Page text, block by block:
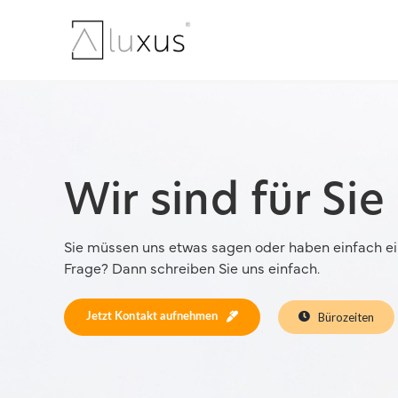
Terrassendächer
Wer wir sind Unser
Wir sind für Sie
Sie müssen uns etwas sagen oder haben einfach
Frage? Dann schreiben Sie uns einfach.
Jetzt Kontakt aufnehmen Bürozeiten